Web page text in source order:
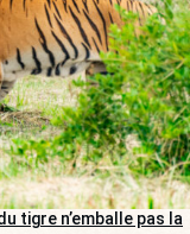
tigre n’emballe pas la